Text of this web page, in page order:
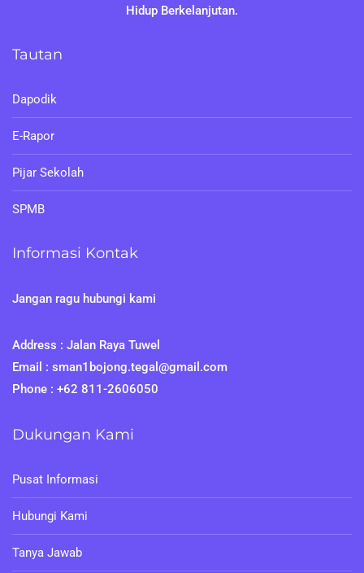
Hidup Berkelanjutan.
Tautan
Dapodik
E-Rapor
Pijar Sekolah
SPMB
Informasi Kontak
Jangan ragu hubungi kami
Address : Jalan Raya Tuwel
Email : sman1bojong.tegal@gmail.com
Phone : +62 811-2606050
Dukungan Kami
Pusat Informasi
Hubungi Kami
Tanya Jawab